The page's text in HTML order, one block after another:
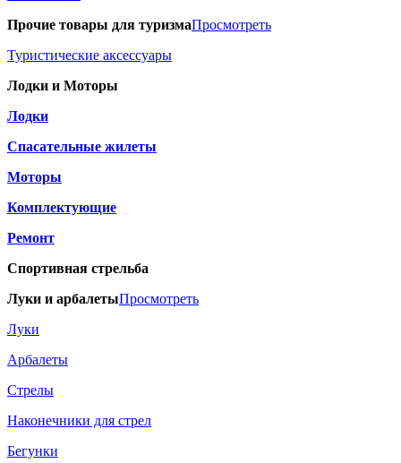
Прочие товары для туризмаПросмотреть
Туристические аксессуары
Лодки и Моторы
Лодки
Спасательные жилеты
Моторы
Комплектующие
Ремонт
Спортивная стрельба
Луки и арбалетыПросмотреть
Луки
Арбалеты
Стрелы
Наконечники для стрел
Бегунки